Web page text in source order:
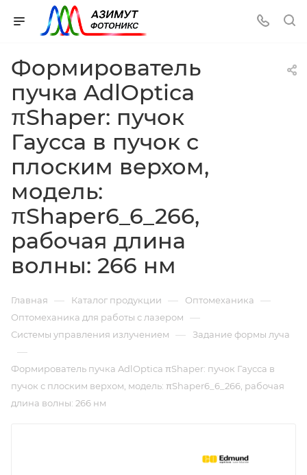
Формирователь
пучка AdlOptica
πShaper: пучок
Гаусса в пучок с
плоским верхом,
модель:
πShaper6_6_266,
рабочая длина
волны: 266 нм
Главная — Каталог продукции — Оптомеханика —
Оптомеханика для работы с лазером —
Системы управления излучением — Задание формы луча
—
Формирователь пучка AdlOptica πShaper: пучок Гаусса в
пучок с плоским верхом, модель: πShaper6_6_266, рабочая
длина волны: 266 нм